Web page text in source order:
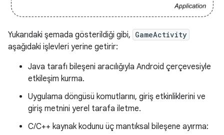
Yukarıdaki şemada gösterildiği gibi, GameActivity
aşağıdaki işlevleri yerine getirir:
Java tarafı bileşeni aracılığıyla Android çerçevesiyle
etkileşim kurma.
Uygulama döngüsü komutlarını, giriş etkinliklerini ve
giriş metnini yerel tarafa iletme.
C/C++ kaynak kodunu üç mantıksal bileşene ayırma: